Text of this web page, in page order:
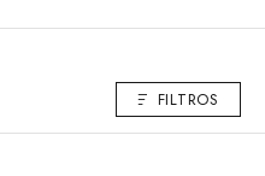
FILTROS